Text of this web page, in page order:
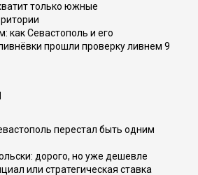
только южные
как Севастополь и его
прошли проверку ливнем 9
перестал быть одним
дорого, но уже дешевле
или стратегическая ставка